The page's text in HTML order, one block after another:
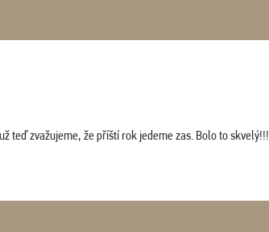
teď zvažujeme, že příští rok jedeme zas. Bolo to skvelý!!!